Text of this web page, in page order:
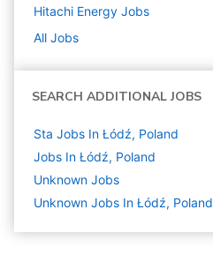
Hitachi Energy Jobs
All Jobs
SEARCH ADDITIONAL JOBS
Sta Jobs In Łódź, Poland
Jobs In Łódź, Poland
Unknown Jobs
Unknown Jobs In Łódź, Poland